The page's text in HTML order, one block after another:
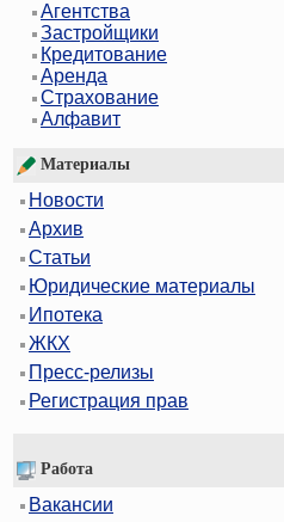
Агентства
Застройщики
Кредитование
Аренда
Страхование
Алфавит
Материалы
Новости
Архив
Статьи
Юридические материалы
Ипотека
ЖКХ
Пресс-релизы
Регистрация прав
Работа
Вакансии